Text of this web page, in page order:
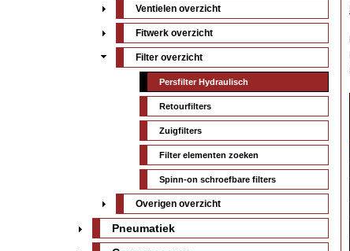
Ventielen overzicht
Fitwerk overzicht
Filter overzicht
Persfilter Hydraulisch
Retourfilters
Zuigfilters
Filter elementen zoeken
Spinn-on schroefbare filters
Overigen overzicht
Pneumatiek